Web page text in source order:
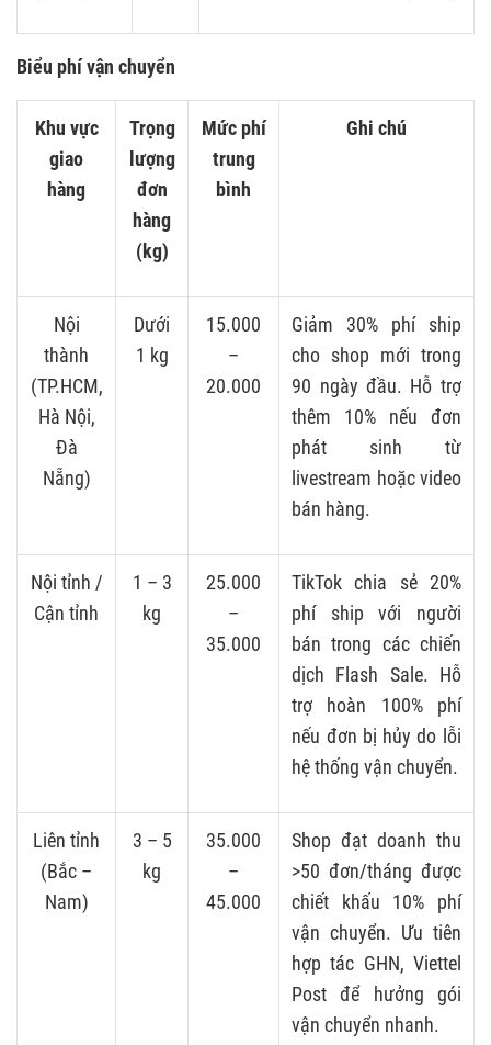
Biểu phí vận chuyển
Khu vực
giao
hàng
Trọng
lượng
đơn
hàng
(kg)
Mức phí
trung
bình
Ghi chú
Nội
thành
(TP.HCM,
Hà Nội,
Đà
Nẵng)
Dưới
1 kg
15.000
–
20.000
Giảm 30% phí ship
cho shop mới trong
90 ngày đầu. Hỗ trợ
thêm 10% nếu đơn
phát sinh từ
livestream hoặc video
bán hàng.
Nội tỉnh /
Cận tỉnh
1 – 3
kg
25.000
–
35.000
TikTok chia sẻ 20%
phí ship với người
bán trong các chiến
dịch Flash Sale. Hỗ
trợ hoàn 100% phí
nếu đơn bị hủy do lỗi
hệ thống vận chuyển.
Liên tỉnh
(Bắc –
Nam)
3 – 5
kg
35.000
–
45.000
Shop đạt doanh thu
>50 đơn/tháng được
chiết khấu 10% phí
vận chuyển. Ưu tiên
hợp tác GHN, Viettel
Post để hưởng gói
vận chuyển nhanh.